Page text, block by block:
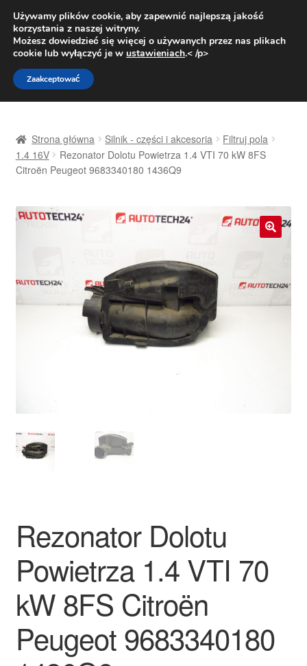
DOSTAWA od 31 zł
Pn.-pt. 9:00-16:00800 003 167
Przejdź
do
nawigacji
Przejdź
do
treści
Dostawa
Kontakt
Skarga
Zasady i warunki
Strona główna Silnik - części i akcesoria
Filtruj pola
1.4 16V
Rezonator Dolotu Powietrza 1.4 VTI 70 kW 8FS
Citroën Peugeot 9683340180 1436Q9
Rezonator Dolotu
Powietrza 1.4 VTI 70
kW 8FS Citroën
Peugeot 9683340180
Używamy plików cookie, aby zapewnić najlepszą jakość
korzystania z naszej witryny.
Możesz dowiedzieć się więcej o używanych przez nas plikach
cookie lub wyłączyć je w ustawieniach.< /p>
Zaakceptować